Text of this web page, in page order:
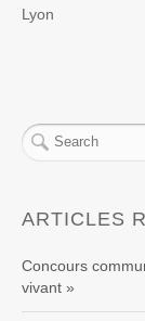
Lyon
ARTICLES
Concours
vivant »